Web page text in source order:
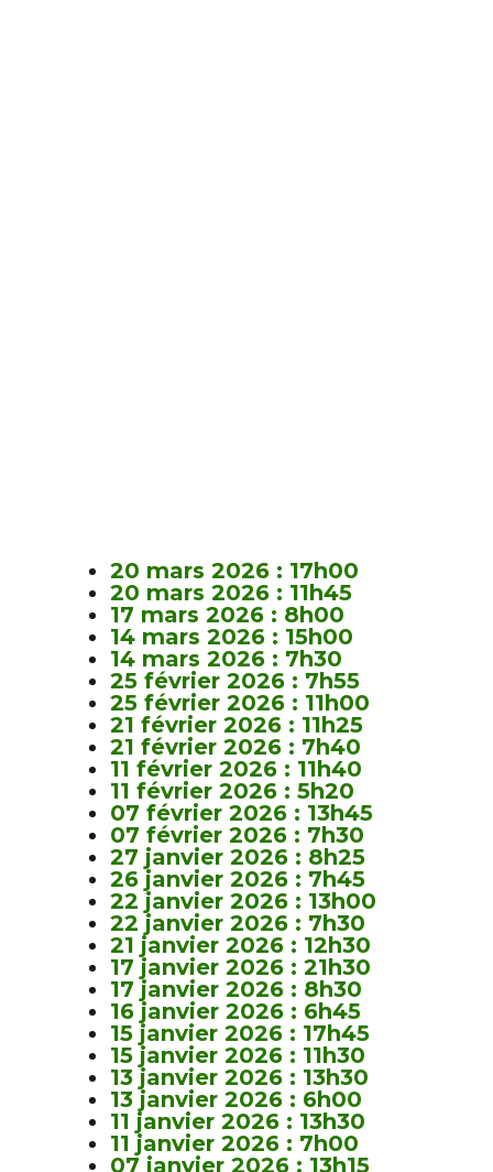
20 mars 2026 : 17h00
20 mars 2026 : 11h45
17 mars 2026 : 8h00
14 mars 2026 : 15h00
14 mars 2026 : 7h30
25 février 2026 : 7h55
25 février 2026 : 11h00
21 février 2026 : 11h25
21 février 2026 : 7h40
11 février 2026 : 11h40
11 février 2026 : 5h20
07 février 2026 : 13h45
07 février 2026 : 7h30
27 janvier 2026 : 8h25
26 janvier 2026 : 7h45
22 janvier 2026 : 13h00
22 janvier 2026 : 7h30
21 janvier 2026 : 12h30
17 janvier 2026 : 21h30
17 janvier 2026 : 8h30
16 janvier 2026 : 6h45
15 janvier 2026 : 17h45
15 janvier 2026 : 11h30
13 janvier 2026 : 13h30
13 janvier 2026 : 6h00
11 janvier 2026 : 13h30
11 janvier 2026 : 7h00
07 janvier 2026 : 13h15